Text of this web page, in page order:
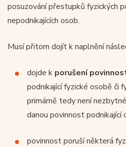
posuzování přestupků fyzických
nepodnikajících osob.
Musí přitom dojít k naplnění
dojde k porušení
podnikající fyzické osobě či
primárně tedy není
danou povinnost podnikající
povinnost poruší některá